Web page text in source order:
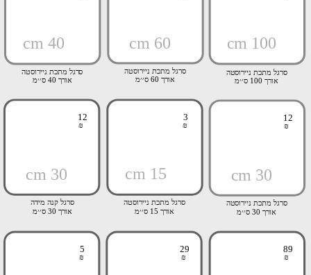
12
₪
100 cm
60 cm
40 cm
30 cm
סרגל מתכת ניירוסטה
אורך 60 ס׳׳מ
סרגל מתכת ניירוסטה
אורך 30 ס׳׳מ
סרגל מתכת ניירוסטה
אורך 100 ס׳׳מ
סרגל מתכת ניירוסטה
אורך 40 ס׳׳מ
29 89
₪ ₪
5
₪
12 3
₪ ₪
15 cm
30 cm
סרגל קנה מידה
אורך 30 ס׳׳מ
סרגל מתכת ניירוסטה
אורך 15 ס׳׳מ